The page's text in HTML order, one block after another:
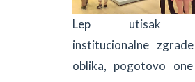
Lep utisak
institucionalne
oblika, pogotovo